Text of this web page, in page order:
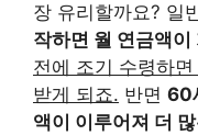
장 유리할까요? 일
작하면 월 연금액이
전에 조기 수령하
받게 되죠. 반면 60
액이 이루어져 더